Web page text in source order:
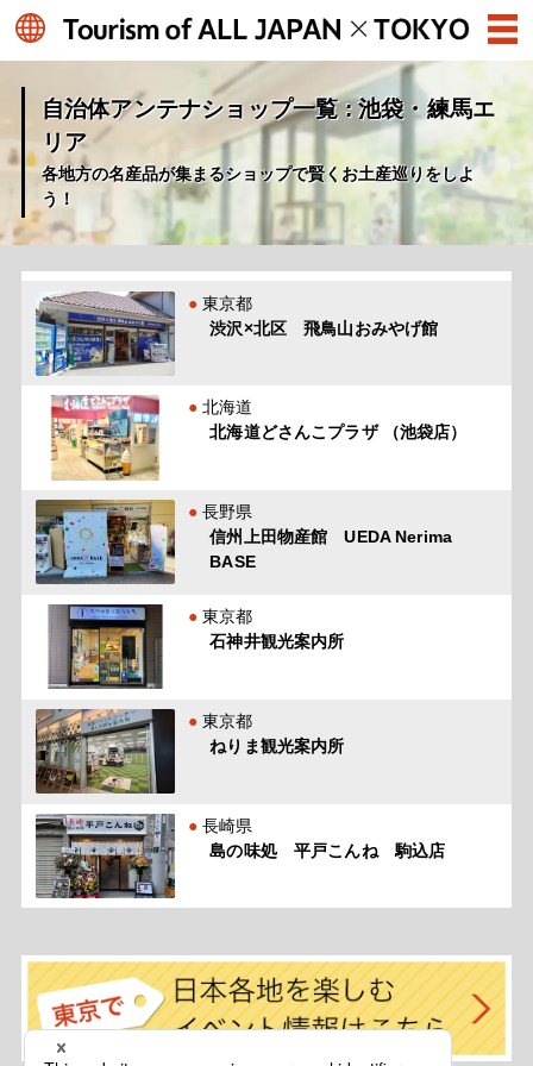
自治体アンテナショップ一覧 : 池袋・練馬エ
リア
各地方の名産品が集まるショップで賢くお土産巡りをしよ
う！
東京都
渋沢×北区 飛鳥山おみやげ館
北海道
北海道どさんこプラザ （池袋店）
長野県
信州上田物産館 UEDA Nerima
BASE
東京都
石神井観光案内所
東京都
ねりま観光案内所
長崎県
島の味処 平戸こんね 駒込店